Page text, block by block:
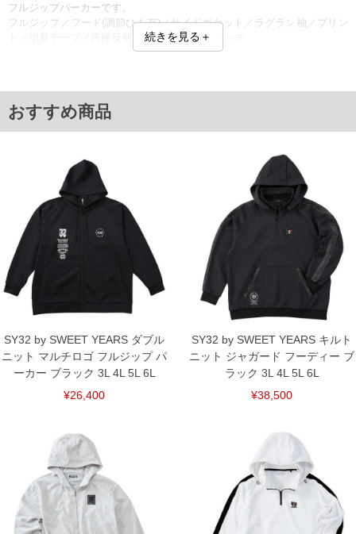
フルジップパーカーです。
フルジップ／フード(調節ひも有)／サイドポケット／ラグラン袖／プリン
ト／消臭テープ／再帰反射ピスネーム／ストレッチ
3L/136/78/130/91/22
4L/146/80/140/93/22
5L/156/82/150/95/24
※【返品交換について】
返品交換希望の方は、商品到着後1週間以内にご連絡ください。
下着(肌着)やワイシャツは商品の性質上、返品交換不可とさせて頂いております。予め
ご了承くださいませ。
※【ボトムの裾上げをご希望の場合】
裾上げ料金は500円+税となります。
備考欄に股下●cmとご記入下さい。（裾上げ無料対象商品は1本につき税込6,000円以
上の品が対象。1本5,999円以下の商品は有料（500円+税）となります。）
出荷まで約1週間～20日間程お時間を頂く場合がございます。
尚、裾上げした商品は返品・交換不可となりますので、予めご了承下さい。
一部、お直しに対応出来ない商品がございます。(例：裾にファスナーや調節ひもが付
※商品によって若干のサイズの誤差がございます。また、お客様がご使用の環境（コ
ンピュータ画面）によって、商品の色味が若干異なる場合がございます。予めご了承
ください。
舗からのお取り寄せ等により、お客様にご迷惑をお掛けしてしまう場合がございま
続きを見る＋
おすすめ商品
SY32 by SWEET YEARS ダブル
ニット マルチロゴ フルジップ パ
ーカー ブラック 3L 4L 5L 6L
¥26,400
SY32 by SWEET YEARS キルト
ニット ジャガード フーディー ブ
ラック 3L 4L 5L 6L
¥38,500